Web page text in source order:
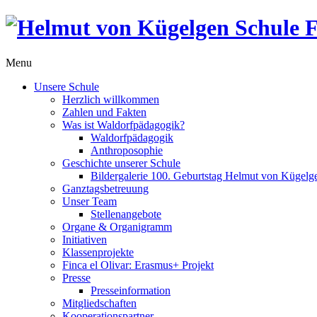
Menu
Unsere Schule
Herzlich willkommen
Zahlen und Fakten
Was ist Waldorfpädagogik?
Waldorfpädagogik
Anthroposophie
Geschichte unserer Schule
Bildergalerie 100. Geburtstag Helmut von
Ganztagsbetreuung
Unser Team
Stellenangebote
Organe & Organigramm
Initiativen
Klassenprojekte
Finca el Olivar: Erasmus+ Projekt
Presse
Presseinformation
Mitgliedschaften